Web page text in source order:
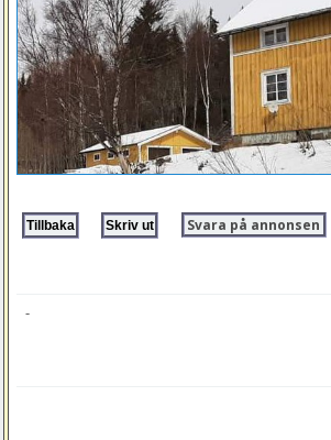
Svara på annonsen
-